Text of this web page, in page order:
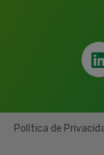
Política de